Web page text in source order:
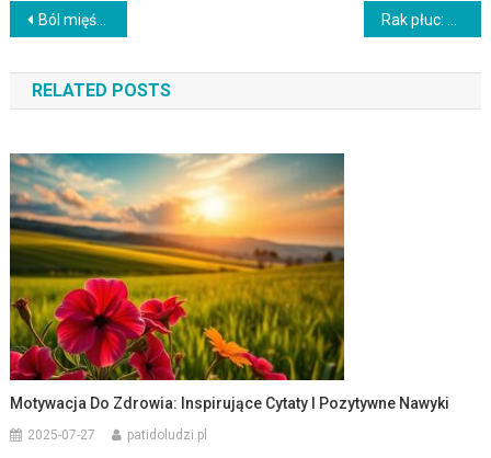
Nawigacja
wpisu
Ból mięśni: przyczyny, objawy i skuteczne sposoby leczenia
RELATED POSTS
Motywacja Do Zdrowia: Inspirujące Cytaty I Pozytywne Nawyki
2025-07-27 patidoludzi.pl